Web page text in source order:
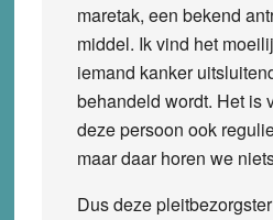
maretak, een bekend
middel. Ik vind het
iemand kanker
behandeld wordt. Het is
deze persoon ook
maar daar horen we
Dus deze